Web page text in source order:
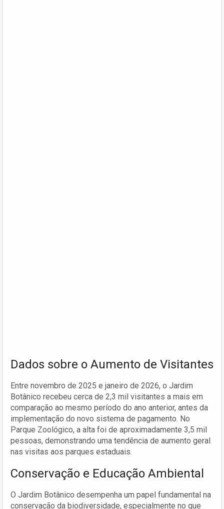
Dados sobre o Aumento de Visitantes
Entre novembro de 2025 e janeiro de 2026, o Jardim
Botânico recebeu cerca de 2,3 mil visitantes a mais em
comparação ao mesmo período do ano anterior, antes da
implementação do novo sistema de pagamento. No
Parque Zoológico, a alta foi de aproximadamente 3,5 mil
pessoas, demonstrando uma tendência de aumento geral
nas visitas aos parques estaduais.
Conservação e Educação Ambiental
O Jardim Botânico desempenha um papel fundamental na
conservação da biodiversidade, especialmente no que